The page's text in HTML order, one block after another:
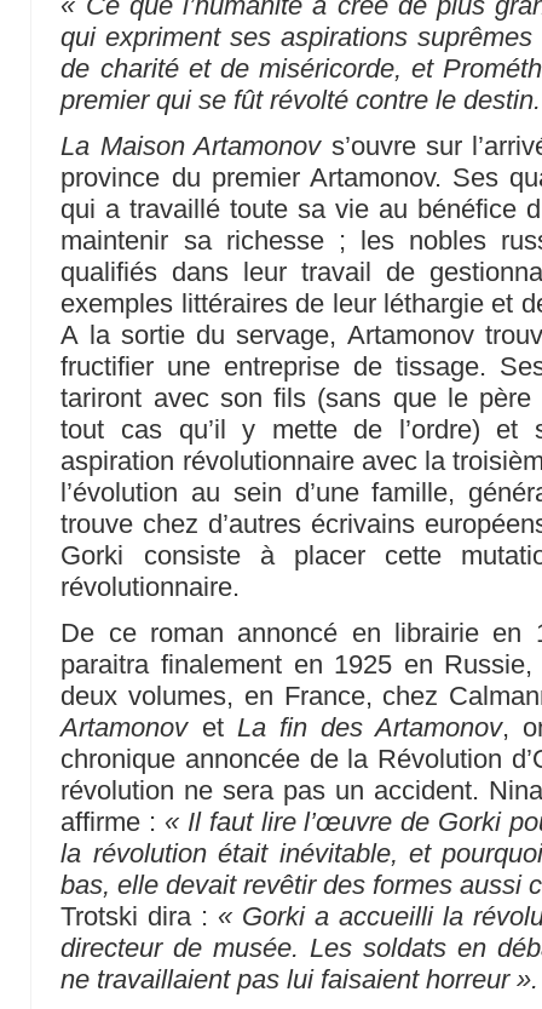
qui expriment ses aspirations
de charité et de miséricorde, et
premier qui se fût révolté contre le
La Maison Artamonovs’ouvre sur
province du premier Artamonov. Ses
qui a travaillé toute sa vie au bénéfice
maintenir sa richesse ; les nobles
qualifiés dans leur travail de
exemples littéraires de leur léthargie et
A la sortie du servage, Artamonov
fructifier une entreprise de tissage.
tariront avec son fils (sans que le
tout cas qu’il y mette de l’ordre) et
aspiration révolutionnaire avec la
l’évolution au sein d’une famille,
trouve chez d’autres écrivains
Gorki consiste à placer cette
révolutionnaire.
De ce roman annoncé en librairie en
paraitra finalement en 1925 en
deux volumes, en France, chez
Artamonovet La fin des Artamonov,
chronique annoncée de la Révolution
révolution ne sera pas un accident.
affirme : « Il faut lire l’œuvre de Gorki
la révolution était inévitable, et
bas, elle devait revêtir des formes aussi
Trotski dira : « Gorki a accueilli la
directeur de musée. Les soldats en
ne travaillaient pas lui faisaient horreur ».